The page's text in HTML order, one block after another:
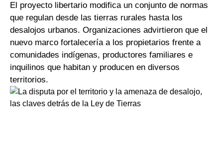
El proyecto libertario modifica un conjunto de normas
que regulan desde las tierras rurales hasta los
desalojos urbanos. Organizaciones advirtieron que el
nuevo marco fortalecería a los propietarios frente a
comunidades indígenas, productores familiares e
inquilinos que habitan y producen en diversos
territorios.